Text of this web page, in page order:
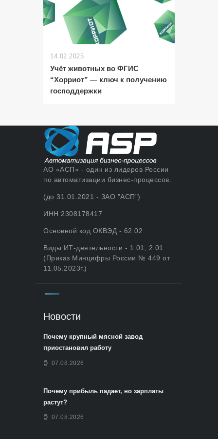
14.02.2025
Учёт животных во ФГИС
“Хорриот” — ключ к получению
господдержки
АО «АСП» - один из лидеров России
по автоматизации бизнес-процессов.
(до 31.01.2021 - ЗАО "АСП")
ИНН 2308178417
Основной код ОКВЭД - 62.02
Виды ИТ-деятельности - 1.01, 2.01
(Приказ Минцифры России № 449 от
11.05.2023г.)
Новости
Почему крупный мясной завод
приостановил работу
07.08.2026
Почему прибыль падает, но зарплаты
растут?
07.08.2026